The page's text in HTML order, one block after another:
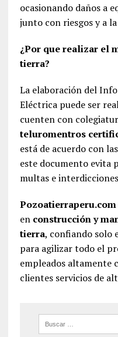
ocasionando daños a
junto con riesgos y a
¿Por que realizar el
tierra?
La elaboración del
Eléctrica puede ser
cuenten con
teluromentros
está de acuerdo con
este documento evita
multas e
Pozoatierraperu.com
en construcción y
tierra, confiando solo
para agilizar todo el
empleados altamente
clientes servicios de